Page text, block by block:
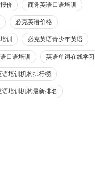
价 商务英语口语培训
必克英语价格
训 必克英语青少年英语
口语培训 英语单词在线学习
培训机构排行榜
培训机构最新排名